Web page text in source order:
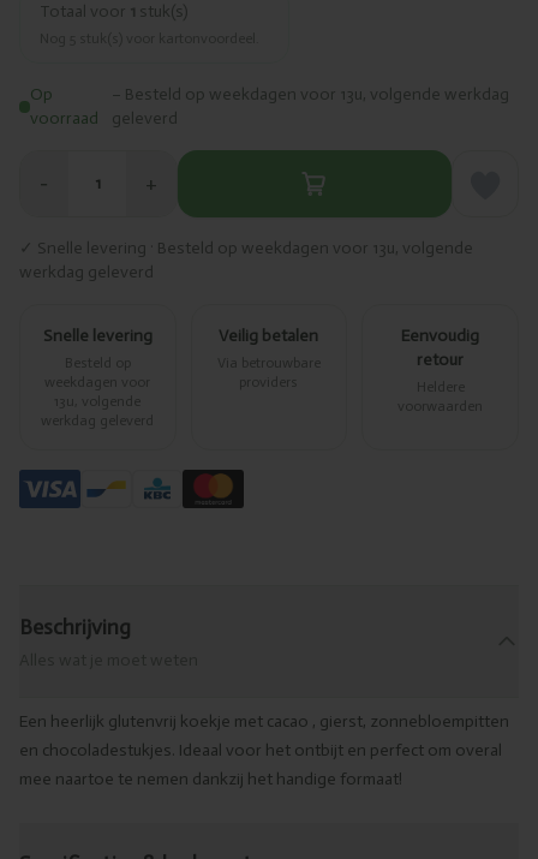
Totaal voor 1 stuk(s)
Op
voorraad
– Besteld op weekdagen voor 13u, volgende werkdag
geleverd
− 1 +
✓ Snelle levering · Besteld op weekdagen voor 13u, volgende
werkdag geleverd
Snelle levering
Besteld op
weekdagen voor
13u, volgende
werkdag geleverd
Veilig betalen
Via betrouwbare
providers
Eenvoudig
retour
Heldere
voorwaarden
Beschrijving
Een heerlijk glutenvrij koekje met cacao , gierst, zonnebloempitten
en chocoladestukjes. Ideaal voor het ontbijt en perfect om overal
mee naartoe te nemen dankzij het handige formaat!